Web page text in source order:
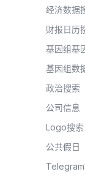
经济数据
财报日历
基因组基
基因组数
政治搜索
公司信息
Logo搜索
公共假日